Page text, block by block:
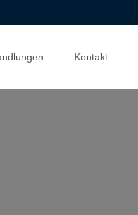
Kontakt